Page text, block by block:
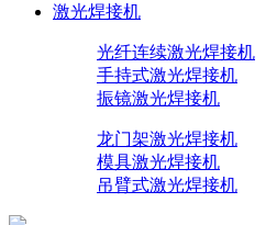
激光焊接机
光纤连续激光焊接机
手持式激光焊接机
振镜激光焊接机
龙门架激光焊接机
模具激光焊接机
吊臂式激光焊接机